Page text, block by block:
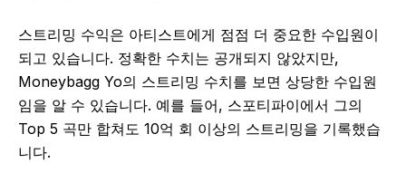
스트리밍 수익은 아티스트에게 점점 더 중요한 수입원이
되고 있습니다. 정확한 수치는 공개되지 않았지만,
Moneybagg Yo의 스트리밍 수치를 보면 상당한 수입원
임을 알 수 있습니다. 예를 들어, 스포티파이에서 그의
Top 5 곡만 합쳐도 10억 회 이상의 스트리밍을 기록했습
니다.